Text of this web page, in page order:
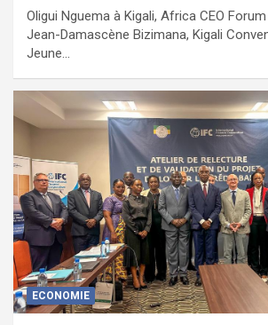
Oligui Nguema à Kigali, Africa CEO
Jean-Damascène Bizimana, Kigali
Jeune…
ECONOMIE